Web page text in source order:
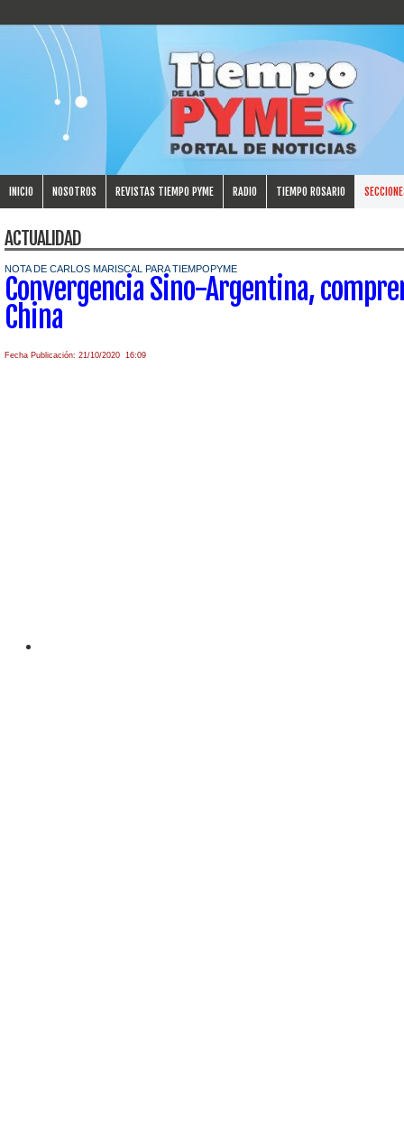
INICIO NOSOTROS REVISTAS TIEMPO PYME RADIO TIEMPO ROSARIO
ACTUALIDAD
NOTA DE CARLOS MARISCAL PARA TIEMPOPYME
Convergencia Sino-Argentina,
China
Fecha Publicación: 21/10/2020 16:09